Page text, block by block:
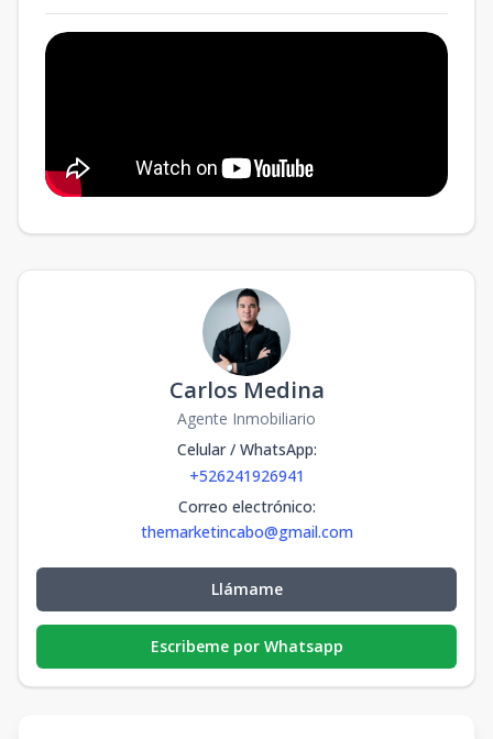
Carlos Medina
Agente Inmobiliario
Celular / WhatsApp:
+526241926941
Correo electrónico:
themarketincabo@gmail.com
Llámame
Escribeme por Whatsapp